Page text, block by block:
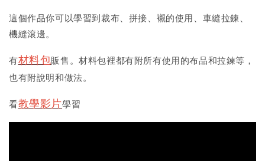
這個作品你可以學習到裁布、拼接、襯的使用、車縫拉鍊、
機縫滾邊。
有材料包販售。材料包裡都有附所有使用的布品和拉鍊等，
也有附說明和做法。
看教學影片學習